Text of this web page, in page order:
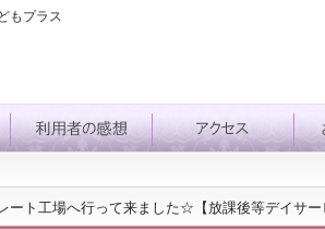
もプラス
ート工場へ行って来ました☆【放課後等デイサー